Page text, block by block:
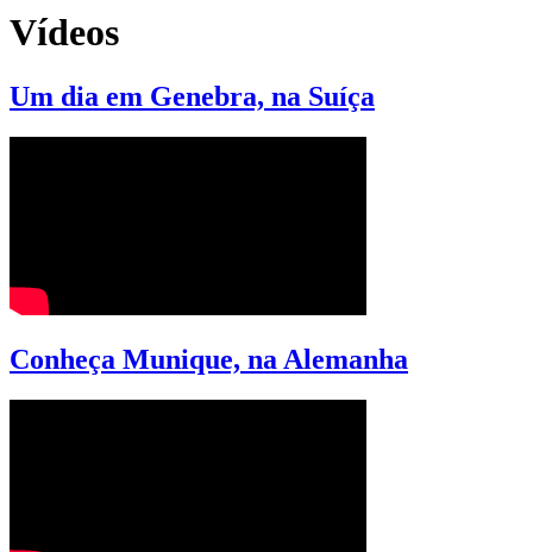
Vídeos
Um dia em Genebra, na Suíça
Conheça Munique, na Alemanha